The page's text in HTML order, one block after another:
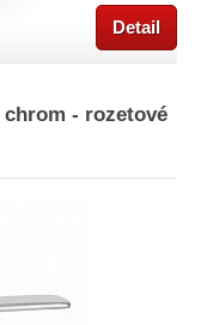
Detail
chrom - rozetové